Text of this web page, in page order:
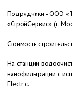
Подрядчики - ООО
«СтройСервис» (г.
Стоимость
На станции
нанофильтрации с
Electric.